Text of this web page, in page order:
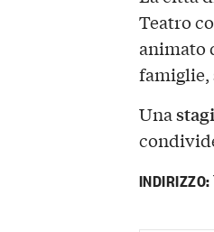
Teatro
animato
famiglie,
Una
INDIRIZZO: